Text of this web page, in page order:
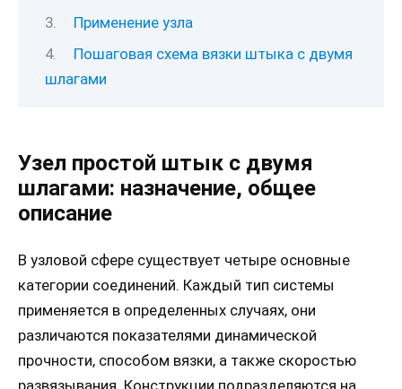
Применение узла
Пошаговая схема вязки штыка с двумя
шлагами
Узел простой штык с двумя
шлагами: назначение, общее
описание
В узловой сфере существует четыре основные
категории соединений. Каждый тип системы
применяется в определенных случаях, они
различаются показателями динамической
прочности, способом вязки, а также скоростью